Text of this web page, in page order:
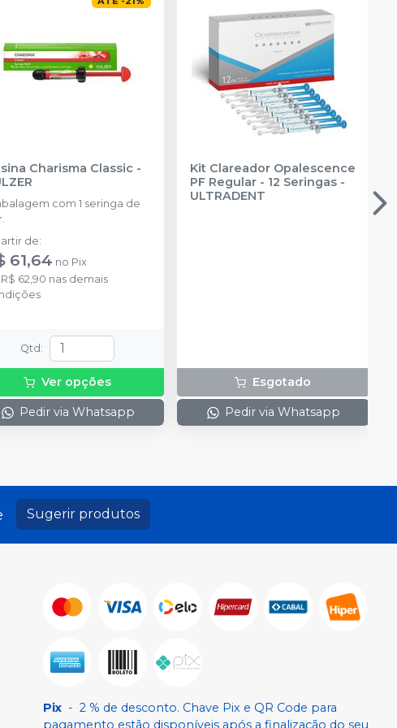
Charisma Classic-
com 1 seringa de
de:
61,64 no Pix
R$ 62,90 nas demais
Qtd :
Ver opções
Pedir via Whatsapp
Kit Clareador Opalescence
PF Regular - 12 Seringas-
ULTRADENT
Esgotado
Pedir via Whatsapp
Sugerir produtos
Pix - 2 % de desconto. Chave Pix e QR Code para
pagamento estão disponíveis após a finalização do seu